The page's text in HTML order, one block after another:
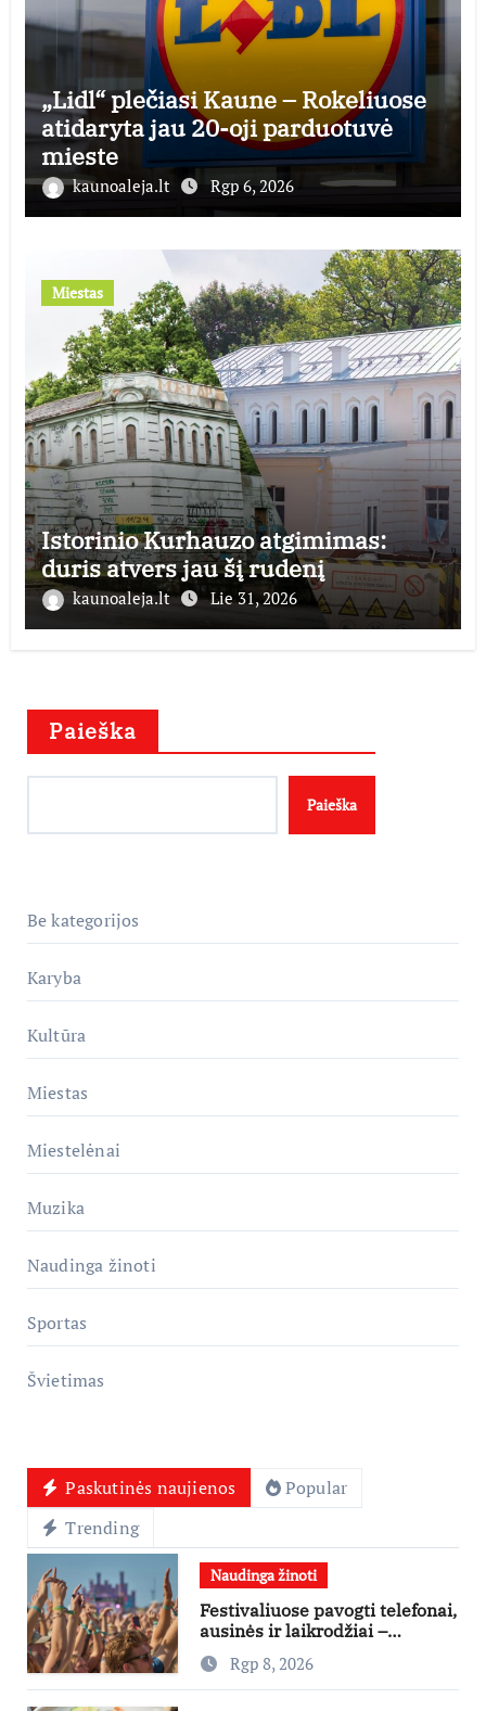
„Lidl“ plečiasi Kaune – Rokeliuose
atidaryta jau 20-oji parduotuvė
mieste
kaunoaleja.lt Rgp 6, 2026
Miestas
Istorinio Kurhauzo atgimimas:
duris atvers jau šį rudenį
kaunoaleja.lt Lie 31, 2026
Paieška
Paieška
Be kategorijos
Karyba
Kultūra
Miestas
Miestelėnai
Muzika
Naudinga žinoti
Sportas
Švietimas
Paskutinės naujienos
Popular
Trending
Naudinga žinoti
Festivaliuose pavogti telefonai,
ausinės ir laikrodžiai –
ekspertai primena apie
didžiausias finansines rizikas
Rgp 8, 2026